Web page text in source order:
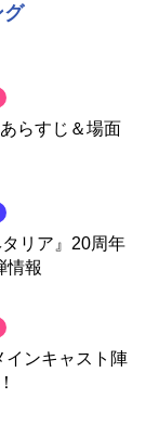
グ
らすじ＆場面
リア』20周年
情報
インキャスト陣